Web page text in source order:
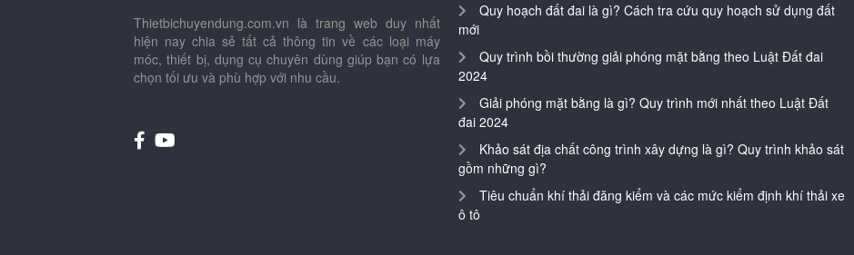
Quy hoạch đất đai là gì? Cách tra cứu quy hoạch sử dụng đất
mới
Quy trình bồi thường giải phóng mặt bằng theo Luật Đất đai
2024
Giải phóng mặt bằng là gì? Quy trình mới nhất theo Luật Đất
đai 2024
Khảo sát địa chất công trình xây dựng là gì? Quy trình khảo sát
gồm những gì?
Tiêu chuẩn khí thải đăng kiểm và các mức kiểm định khí thải xe
ô tô
Thietbichuyendung.com.vn là trang web duy nhất
hiện nay chia sẻ tất cả thông tin về các loại máy
móc, thiết bị, dụng cụ chuyên dùng giúp bạn có lựa
chọn tối ưu và phù hợp với nhu cầu.